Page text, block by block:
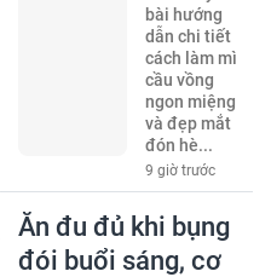
bài hướng
dẫn chi tiết
cách làm mì
cầu vồng
ngon miệng
và đẹp mắt
đón hè...
9 giờ trước
Ăn đu đủ khi bụng
đói buổi sáng, cơ